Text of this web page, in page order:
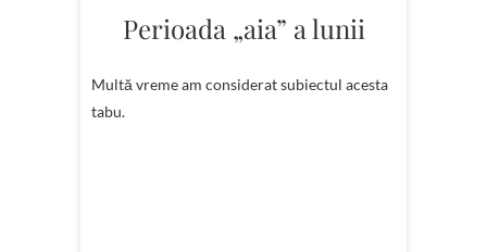
Perioada „aia” a lunii
Multă vreme am considerat subiectul acesta
tabu.